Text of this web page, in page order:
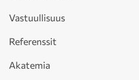
Vastuullisuus
Referenssit
Akatemia